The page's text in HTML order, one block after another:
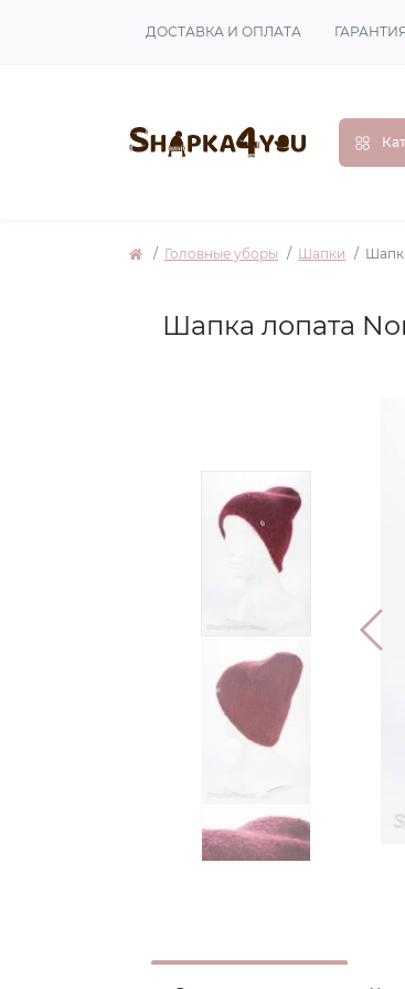
ДОСТАВКА И ОПЛАТА
Головные уборы Шапки
Шапка лопата